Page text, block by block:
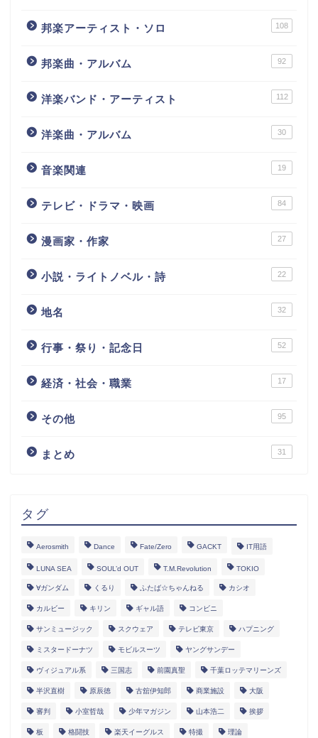
邦楽アーティスト・ソロ 108
邦楽曲・アルバム 92
洋楽バンド・アーティスト 112
洋楽曲・アルバム 30
音楽関連 19
テレビ・ドラマ・映画 84
漫画家・作家 27
小説・ライトノベル・詩 22
地名 32
行事・祭り・記念日 52
経済・社会・職業 17
その他 95
まとめ 31
タグ
Aerosmith Dance Fate/Zero GACKT IT用語
LUNA SEA SOUL’d OUT T.M.Revolution TOKIO
∀ガンダム くるり ふたば☆ちゃんねる カシオ
カルビー キリン ギャル語 コンビニ
サンミュージック スクウェア テレビ東京 ハプニング
ミスタードーナツ モビルスーツ ヤングサンデー
ヴィジュアル系 三国志 前園真聖 千葉ロッテマリーンズ
半沢直樹 原辰徳 古舘伊知郎 商業施設 大阪
審判 小室哲哉 少年マガジン 山本浩二 挨拶
板 格闘技 楽天イーグルス 特撮 理論